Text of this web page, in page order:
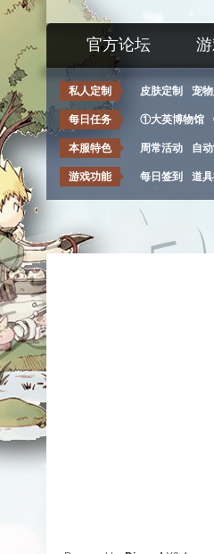
官方论坛
私人定制 皮肤定制 宠
每日任务 ①大英博物馆
本服特色 周常活动 自
游戏功能 每日签到 道